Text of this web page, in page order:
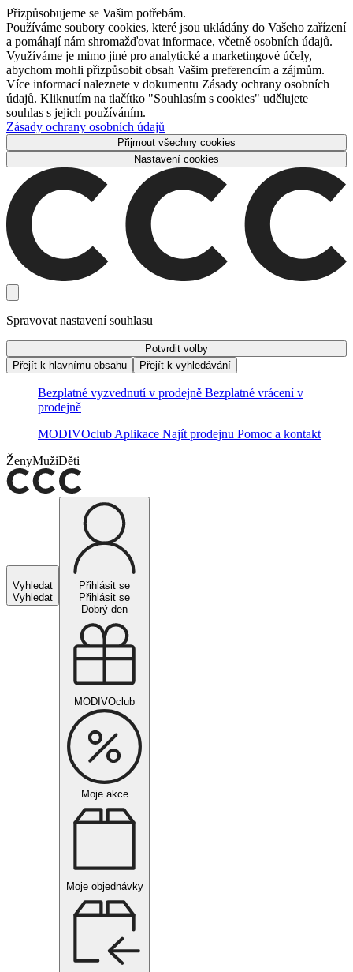
Přizpůsobujeme se Vašim potřebám.
Používáme soubory cookies, které jsou ukládány do Vašeho zařízení
a pomáhají nám shromažďovat informace, včetně osobních údajů.
Využíváme je mimo jiné pro analytické a marketingové účely,
abychom mohli přizpůsobit obsah Vašim preferencím a zájmům.
Více informací naleznete v dokumentu Zásady ochrany osobních
údajů. Kliknutím na tlačítko "Souhlasím s cookies" udělujete
souhlas s jejich používáním.
Zásady ochrany osobních údajů
Přijmout všechny cookies
Nastavení cookies
Spravovat nastavení souhlasu
Potvrdit volby
Přejít k hlavnímu obsahu
Přejít k vyhledávání
Bezplatné vyzvednutí v prodejně Bezplatné vrácení v
prodejně
MODIVOclub Aplikace Najít prodejnu Pomoc a kontakt
ŽenyMužiDěti
Vyhledat
Vyhledat
Přihlásit se
Přihlásit se
Dobrý den
MODIVOclub
Moje akce
Moje objednávky